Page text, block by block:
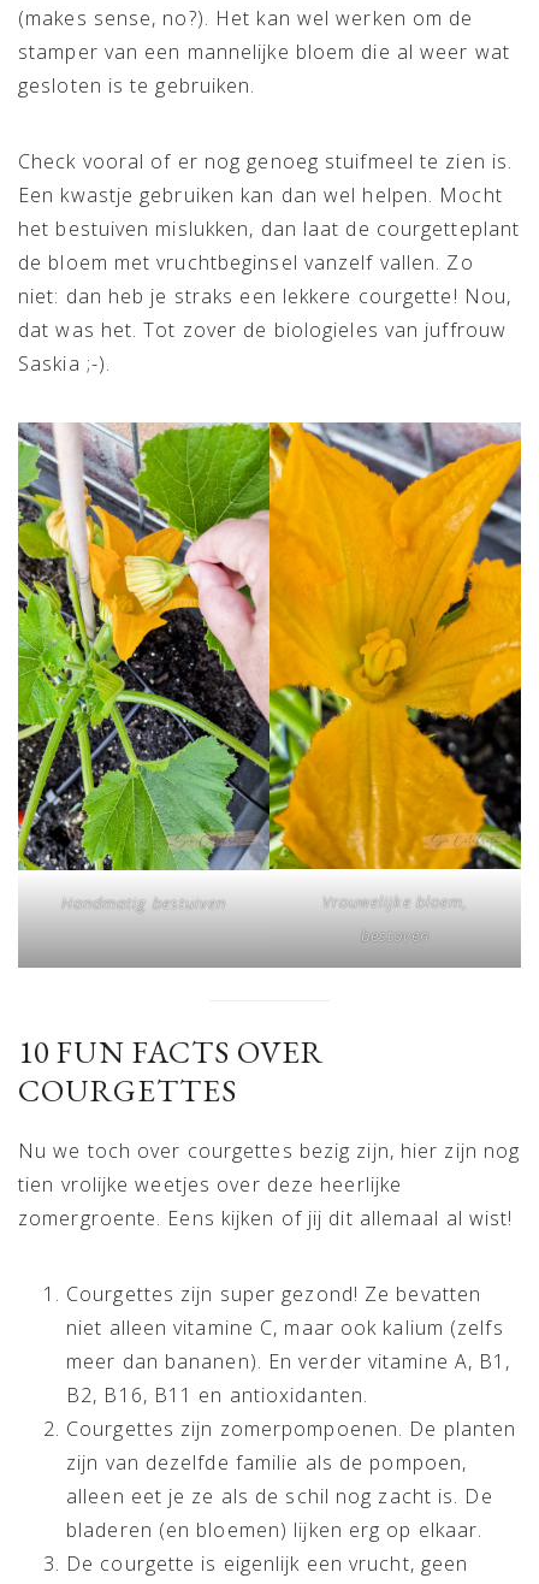
(makes sense, no?). Het kan wel werken om de
stamper van een mannelijke bloem die al weer wat
gesloten is te gebruiken.
Check vooral of er nog genoeg stuifmeel te zien is.
Een kwastje gebruiken kan dan wel helpen. Mocht
het bestuiven mislukken, dan laat de courgetteplant
de bloem met vruchtbeginsel vanzelf vallen. Zo
niet: dan heb je straks een lekkere courgette! Nou,
dat was het. Tot zover de biologieles van juffrouw
Saskia ;-).
Handmatig bestuiven
Vrouwelijke bloem,
bestoven
10 FUN FACTS OVER
COURGETTES
Nu we toch over courgettes bezig zijn, hier zijn nog
tien vrolijke weetjes over deze heerlijke
zomergroente. Eens kijken of jij dit allemaal al wist!
Courgettes zijn super gezond! Ze bevatten
niet alleen vitamine C, maar ook kalium (zelfs
meer dan bananen). En verder vitamine A, B1,
B2, B16, B11 en antioxidanten.
Courgettes zijn zomerpompoenen. De planten
zijn van dezelfde familie als de pompoen,
alleen eet je ze als de schil nog zacht is. De
bladeren (en bloemen) lijken erg op elkaar.
De courgette is eigenlijk een vrucht, geen